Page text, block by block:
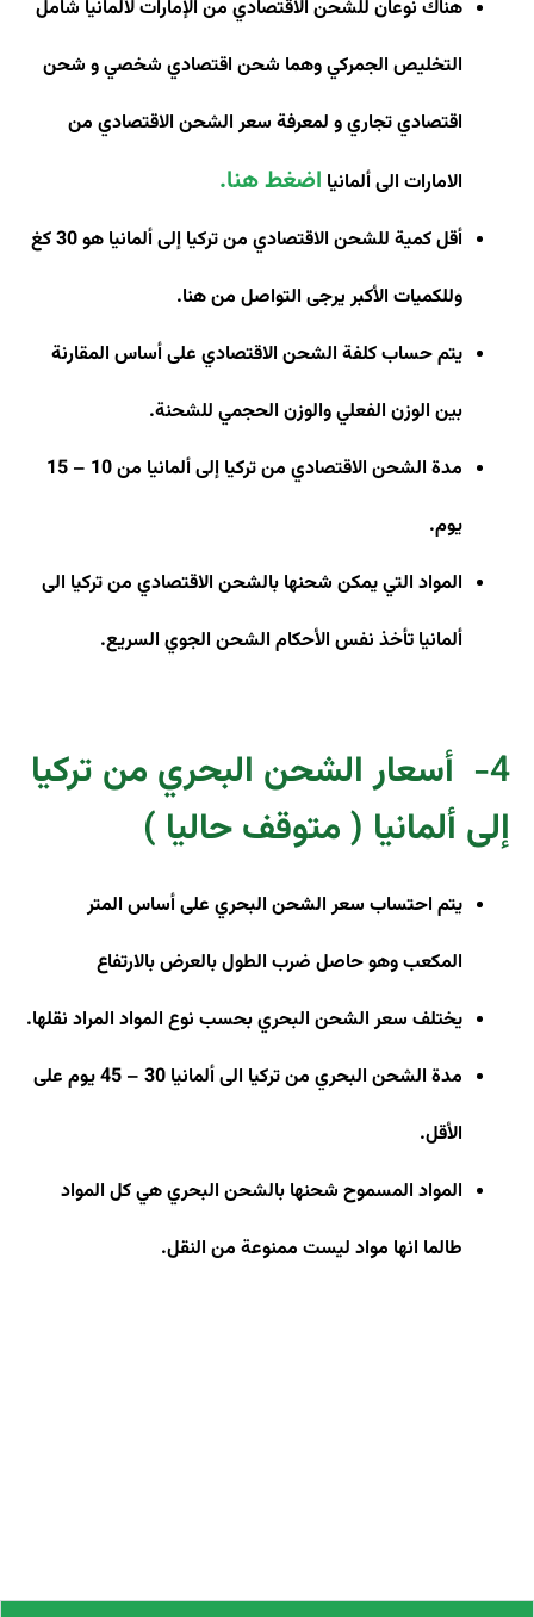
هناك نوعان للشحن الاقتصادي من الإمارات لألمانيا شامل
التخليص الجمركي وهما شحن اقتصادي شخصي و شحن
اقتصادي تجاري و لمعرفة سعر الشحن الاقتصادي من
الامارات الى ألمانيا اضغط هنا.
أقل كمية للشحن الاقتصادي من تركيا إلى ألمانيا هو 30 كغ
وللكميات الأكبر يرجى التواصل من هنا.
يتم حساب كلفة الشحن الاقتصادي على أساس المقارنة
بين الوزن الفعلي والوزن الحجمي للشحنة.
مدة الشحن الاقتصادي من تركيا إلى ألمانيا من 10 – 15
يوم.
المواد التي يمكن شحنها بالشحن الاقتصادي من تركيا الى
ألمانيا تأخذ نفس الأحكام الشحن الجوي السريع.
4-
أسعار الشحن البحري من تركيا
إلى ألمانيا ( متوقف حاليا )
يتم احتساب سعر الشحن البحري على أساس المتر
المكعب وهو حاصل ضرب الطول بالعرض بالارتفاع
يختلف سعر الشحن البحري بحسب نوع المواد المراد نقلها.
مدة الشحن البحري من تركيا الى ألمانيا 30 – 45 يوم على
الأقل.
المواد المسموح شحنها بالشحن البحري هي كل المواد
طالما انها مواد ليست ممنوعة من النقل.